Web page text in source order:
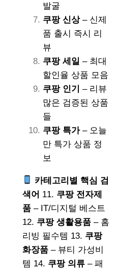
발굴
쿠팡 신상– 신제
품 출시 즉시 리
뷰
쿠팡 세일 – 최대
할인율 상품 모음
쿠팡 인기
– 리뷰
많은 검증된 상품
들
쿠팡 특가– 오늘
만 특가 상품 정
보
카테고리별 핵심 검
색어 11. 쿠팡 전자제
품 – IT/디지털 베스트
12. 쿠팡 생활용품 – 홈
리빙 필수템 13. 쿠팡
화장품 – 뷰티 가성비
템 14. 쿠팡 의류 – 패